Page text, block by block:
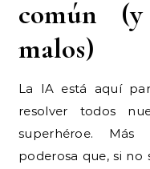
común
malos)
La IA está aquí
resolver todos
superhéroe.
poderosa que, si no